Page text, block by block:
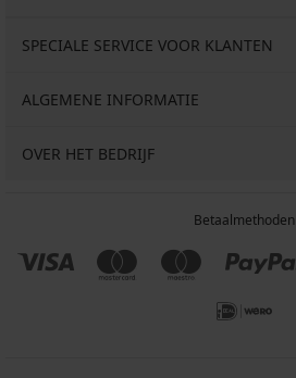
SPECIALE SERVICE VOOR KLANTEN
ALGEMENE INFORMATIE
OVER HET BEDRIJF
Betaalmethoden